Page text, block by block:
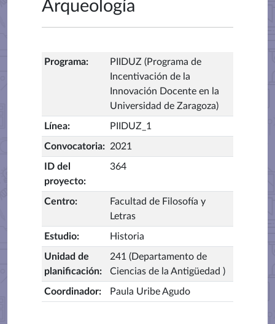
Arqueología
Programa:
PIIDUZ (Programa de
Incentivación de la
Innovación Docente en la
Universidad de Zaragoza)
Línea: PIIDUZ_1
Convocatoria: 2021
ID del
proyecto:
364
Centro:
Facultad de Filosofía y
Letras
Estudio: Historia
Unidad de
planificación:
241 (Departamento de
Ciencias de la Antigüedad )
Coordinador: Paula Uribe Agudo